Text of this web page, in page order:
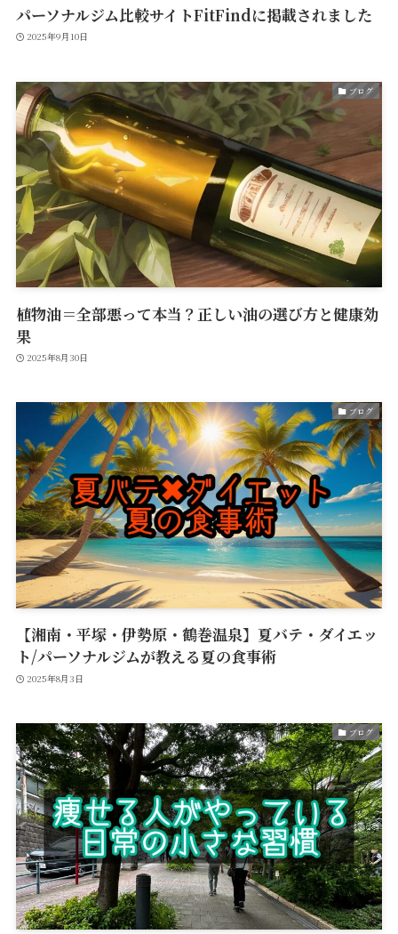
パーソナルジム比較サイトFitFindに掲載されました
2025年9月10日
ブログ
植物油＝全部悪って本当？正しい油の選び方と健康効
果
2025年8月30日
ブログ
【湘南・平塚・伊勢原・鶴巻温泉】夏バテ・ダイエッ
ト/パーソナルジムが教える夏の食事術
2025年8月3日
ブログ